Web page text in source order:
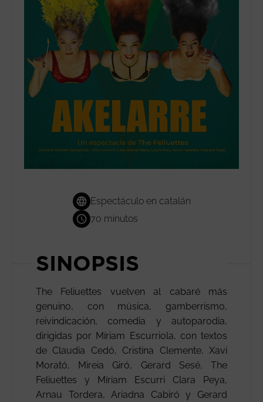
Espectáculo en catalán
70 minutos
SINOPSIS
The Feliuettes vuelven al cabaré más
genuino, con música, gamberrismo,
reivindicación, comedia y autoparodia,
dirigidas por Míriam Escurriola, con textos
de Claudia Cedó, Cristina Clemente, Xavi
Morató, Mireia Giró, Gerard Sesé, The
Feliuettes y Míriam Escurri Clara Peya,
Arnau Tordera, Ariadna Cabiró y Gerard